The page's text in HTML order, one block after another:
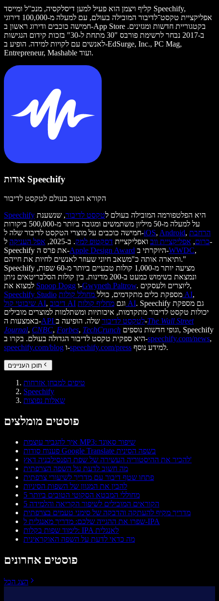
קליף ויצמן הוא פעיל למען דיסלקסיה, מנכ"ל ומייסד Speechify,
אפליקציית טקסט־לדיבור המובילה בעולם, עם למעלה מ-100,000 דירוגי
חמישה כוכבים ודירוג ראשון ב-App Store בקטגוריית חדשות ומגזינים.
ב-2017 נבחר לרשימת פורבס "30 מתחת ל-30" בזכות קידום הנגישות
לאנשים עם לקויות למידה. הופיע ב-EdSurge, Inc., PC Mag,
Entrepreneur, Mashable ועוד.
אודות Speechify
הקורא הטוב בעולם לטקסט לדיבור
Speechify
היא הפלטפורמה המובילה בעולם לטקסט לדיבור, שנשענת
על למעלה מ-50 מיליון משתמשים ומגובה ביותר מ-500,000 ביקורות
חמישה כוכבים על מוצרי הטקסט לדיבור שלה ל-iOS, Android, הרחבת
כרום, אפליקציית ווב ואפליקציית דסקטופ למק. ב-2025, אפל העניקה ל-
Speechify את פרס ה-Apple Design Award היוקרתי ב-WWDC,
ותיארה אותה כ"משאב חיוני שעוזר לאנשים לחיות את חייהם."
Speechify מציעה יותר מ-1,000 קולות טבעיים ביותר מ-60 שפות,
ונמצאת בשימוש כמעט ב-200 מדינות. בין קולות הסלבריטאים ניתן
Snoop Dogg ו-Gwyneth Paltrow
. ליוצרים ולעסקים,
Speechify Studio
מספקת כלים מתקדמים, כולל מחולל קולות AI,
שיבוטי קול AI, דיבוב AI וגם מחליף קולות AI. Speechify גם מספקת
יכולות טקסט לדיבור מתקדמות, איכותיות ומשתלמות למוצרים מובילים
באמצעות ה-
API לטקסט לדיבורשלה. הופיעה ב-The Wall Street
Journal, CNBC, Forbes, TechCrunch
היא ספקית טקסט לדיבור הגדולה בעולם. בקרו ב-speechify.com/news,
speechify.com/blog ו-speechify.com/press למידע נוסף.
תוכן העניינים
טיפים למבחן אזרחות
Speechify
שאלות נפוצות
פוסטים מומלצים
איך להגביר עוצמת MP3: שיפור סאונד
פענוח סודות Google Translate בשפה הסינית
להכיר את ההיסטוריה העשירה של שפת הפנסילבניה דאץ'
מה חשוב לדעת על השפה הצרפתית
פתחו שטף דיבור עם מדריך לשיעורי צרפתית
להבין את המגוון של השפות הסיניות
5 מחוללי המבטא הסקוטי הטובים ביותר
5 הקוראים המובילים לשיפור הקריאה והלמידה
מדריך מקיף להעתקה והדבקה של סימני טעמים בצרפתית
שפרו את ההגייה שלכם: מדריך מאנגלית ל-IPA
לימוד שפות בקלות: IPA לאנגלית
מה כדאי לדעת על השפה האוקראינית
פוסטים אחרונים
הצג הכל